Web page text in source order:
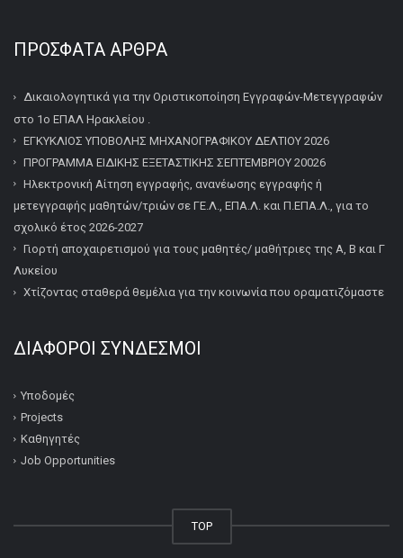
ΠΡΌΣΦΑΤΑ ΆΡΘΡΑ
Δικαιολογητικά για την Οριστικοποίηση Εγγραφών-Μετεγγραφών
στο 1ο ΕΠΑΛ Ηρακλείου .
ΕΓΚΥΚΛΙΟΣ ΥΠΟΒΟΛΗΣ ΜΗΧΑΝΟΓΡΑΦΙΚΟΥ ΔΕΛΤΙΟΥ 2026
ΠΡΟΓΡΑΜΜΑ ΕΙΔΙΚΗΣ ΕΞΕΤΑΣΤΙΚΗΣ ΣΕΠΤΕΜΒΡΙΟΥ 20026
Ηλεκτρονική Αίτηση εγγραφής, ανανέωσης εγγραφής ή
μετεγγραφής μαθητών/τριών σε ΓΕ.Λ., ΕΠΑ.Λ. και Π.ΕΠΑ.Λ., για το
σχολικό έτος 2026-2027
Γιορτή αποχαιρετισμού για τους μαθητές/ μαθήτριες της Α, Β και Γ
Λυκείου
Χτίζοντας σταθερά θεμέλια για την κοινωνία που οραματιζόμαστε
ΔΙΆΦΟΡΟΙ ΣΎΝΔΕΣΜΟΙ
Υποδομές
Projects
Καθηγητές
Job Opportunities
TOP